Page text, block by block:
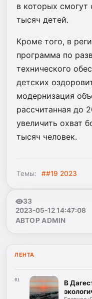
в которых смогут
тысяч детей.
Кроме того, в
программа по
технического
детских
модернизация
рассчитанная до
увеличить охват
тысяч человек.
Темы: ##19 2023
33
2023-05-12 14:47:08
АВТОР ADMIN
ЛЕНТА
01
В